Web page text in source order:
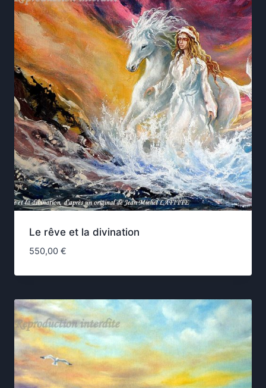
Le rêve et la divination
550,00 €